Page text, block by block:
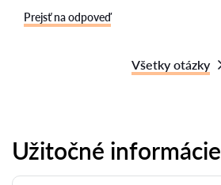
Prejsť na odpoveď
Všetky otázky
Užitočné informácie